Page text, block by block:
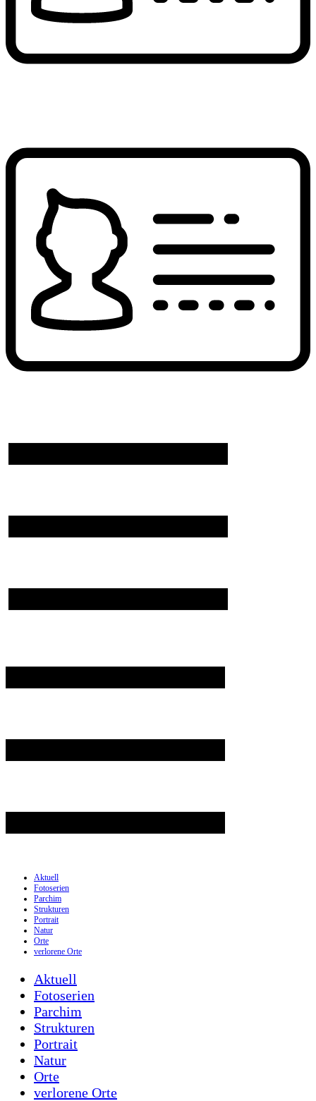
Aktuell
Fotoserien
Parchim
Strukturen
Portrait
Natur
Orte
verlorene Orte
Aktuell
Fotoserien
Parchim
Strukturen
Portrait
Natur
Orte
verlorene Orte